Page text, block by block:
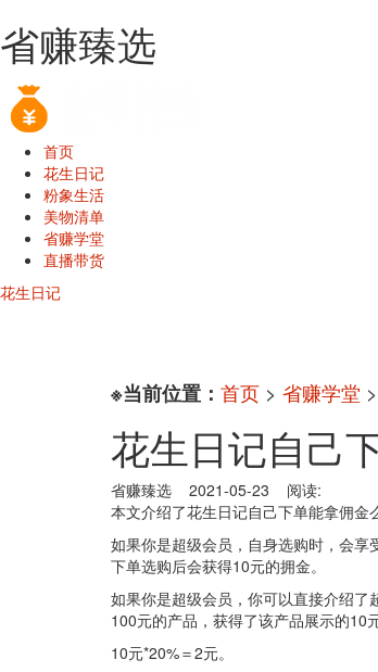
省赚臻选
首页
花生日记
粉象生活
美物清单
省赚学堂
直播带货
花生日记
※当前位置： 首页 > 省赚学堂
花生日记自己
省赚臻选 2021-05-23 阅读:
本文介绍了花生日记自己下单能拿佣金
如果你是超级会员，自身选购时，会
下单选购后会获得10元的拥金。
如果你是超级会员，你可以直接介绍
100元的产品，获得了该产品展示的10
10元*20%＝2元。